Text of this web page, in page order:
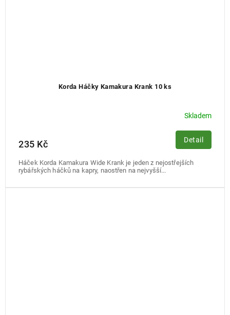
Korda Háčky Kamakura Krank 10 ks
Skladem
235 Kč Detail
Háček Korda Kamakura Wide Krank je jeden z nejostřejších
rybářských háčků na kapry, naostřen na nejvyšší...